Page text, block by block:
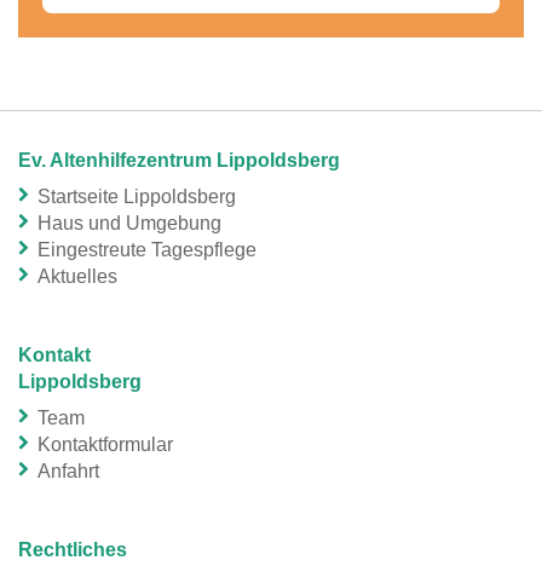
Ev. Altenhilfezentrum Lippoldsberg
Startseite Lippoldsberg
Haus und Umgebung
Eingestreute Tagespflege
Aktuelles
Kontakt
Lippoldsberg
Team
Kontaktformular
Anfahrt
Rechtliches